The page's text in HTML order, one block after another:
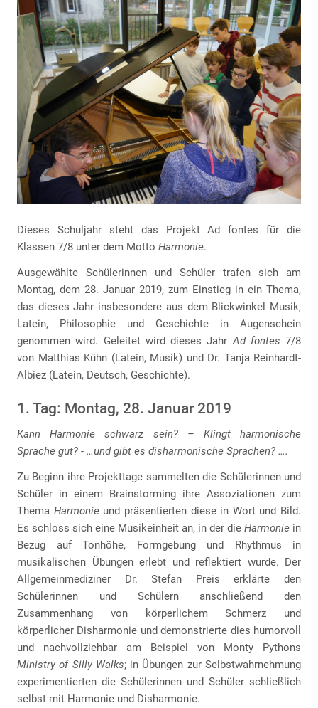
Dieses Schuljahr steht das Projekt Ad fontes für die
Klassen 7/8 unter dem Motto Harmonie.
Ausgewählte Schülerinnen und Schüler trafen sich am
Montag, dem 28. Januar 2019, zum Einstieg in ein Thema,
das dieses Jahr insbesondere aus dem Blickwinkel Musik,
Latein, Philosophie und Geschichte in Augenschein
genommen wird. Geleitet wird dieses JahrAd fontes 7/8
von Matthias Kühn (Latein, Musik) und Dr. Tanja Reinhardt-
Albiez (Latein, Deutsch, Geschichte).
1. Tag: Montag, 28. Januar 2019
Kann Harmonie schwarz sein? – Klingt harmonische
Sprache gut? - …und gibt es disharmonische Sprachen? ….
Zu Beginn ihre Projekttage sammelten die Schülerinnen und
Schüler in einem Brainstorming ihre Assoziationen zum
Thema Harmonieund präsentierten diese in Wort und Bild.
Es schloss sich eine Musikeinheit an, in der die Harmonie in
Bezug auf Tonhöhe, Formgebung und Rhythmus in
musikalischen Übungen erlebt und reflektiert wurde. Der
Allgemeinmediziner Dr. Stefan Preis erklärte den
Schülerinnen und Schülern anschließend den
Zusammenhang von körperlichem Schmerz und
körperlicher Disharmonie und demonstrierte dies humorvoll
und nachvollziehbar am Beispiel von Monty Pythons
Ministry of Silly Walks; in Übungen zur Selbstwahrnehmung
experimentierten die Schülerinnen und Schüler schließlich
selbst mit Harmonie und Disharmonie.